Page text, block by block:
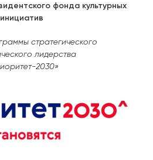
фонда культурных
инициатив
стратегического
лидерства
2030»